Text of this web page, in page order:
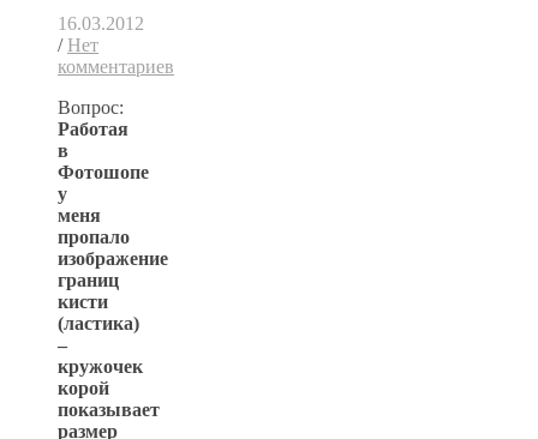
16.03.2012
/ Нет
комментариев
Вопрос:
Работая
в
Фотошопе
у
меня
пропало
изображение
границ
кисти
(ластика)
–
кружочек
корой
показывает
размер